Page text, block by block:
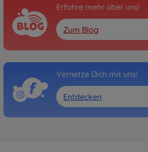
Erfahre mehr über uns!
Zum Blog
Vernetze Dich mit uns!
Entdecken